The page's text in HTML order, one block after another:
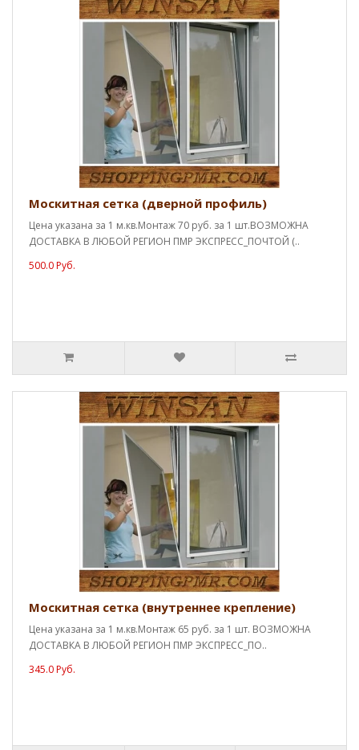
Москитная сетка (дверной профиль)
Цена указана за 1 м.кв.Монтаж 70 руб. за 1 шт.ВОЗМОЖНА
ДОСТАВКА В ЛЮБОЙ РЕГИОН ПМР ЭКСПРЕСС_ПОЧТОЙ (..
500.0 Руб.
Москитная сетка (внутреннее крепление)
Цена указана за 1 м.кв.Монтаж 65 руб. за 1 шт. ВОЗМОЖНА
ДОСТАВКА В ЛЮБОЙ РЕГИОН ПМР ЭКСПРЕСС_ПО..
345.0 Руб.